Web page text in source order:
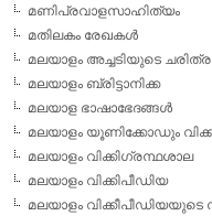
മണിപ്രവാളസാഹിത്യം
മതിലകം രേഖകള്‍
മലയാളം അച്ചടിയുടെ
മലയാളം ബ്രിട്ടാനിക്ക
മലയാള ഭാഷാഭേദങ്ങള്‍
മലയാളം യൂണിക്കോഡും
മലയാളം വിക്കിഗ്രന്ഥശാല
മലയാളം വിക്കിപീഡിയ
മലയാളം